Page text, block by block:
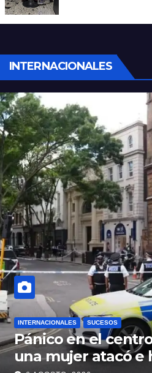
robaron todo
INTERNACIONALES
INTERNACIONALES SUCESOS
Pánico en el
una mujer atacó e